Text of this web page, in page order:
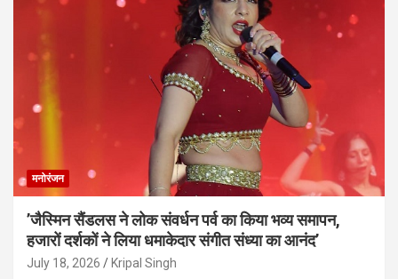
मनोरंजन
’जैस्मिन सैंडलस ने लोक संवर्धन पर्व का किया भव्य समापन,
हजारों दर्शकों ने लिया धमाकेदार संगीत संध्या का आनंद’
July 18, 2026 Kripal Singh